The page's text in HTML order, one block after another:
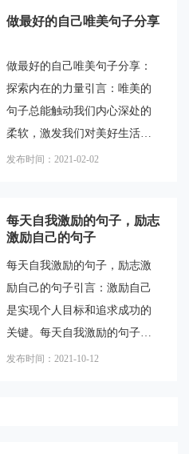
上坚持下去，本文将分享一些
励志自律语录经典短句，并解
答如何应用这些语录来激励自
己。一、自律的重要性自律是
一种积极的行为习惯，它可以
帮助我们更好地管理时间、提
做最好的自己唯美句子分享
做最好的自己唯美句子分享：
探索内在的力量引言：唯美的
句子总能触动我们内心深处的
柔软，激发我们对美好生活的
渴望。然而，要做到最好的自
过探索内在的力量，实现真正
的个人成长和进步。第一部
分：认识自己的独特之处小标
题：发掘内在的宝藏每个人都
是独一无二的，拥有自己独特
的才能和潜力。要做到最好的
自己，首先需要认识自己的独
发布时间：2021-02-02
每天自我激励的句子，励志
激励自己的句子
每天自我激励的句子，励志激
励自己的句子引言：激励自己
是实现个人目标和追求成功的
关键。每天自我激励的句子可
以成为我们坚持不懈、克服困
发布时间：2021-10-12